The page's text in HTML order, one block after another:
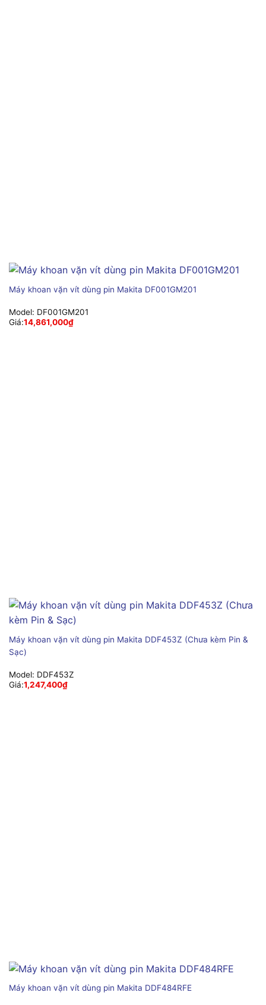
Máy khoan vặn vít dùng pin Makita DF001GM201
Model: DF001GM201
Giá:14,861,000₫
Máy khoan vặn vít dùng pin Makita DDF453Z (Chưa kèm Pin &
Sạc)
Model: DDF453Z
Giá:1,247,400₫
Máy khoan vặn vít dùng pin Makita DDF484RFE